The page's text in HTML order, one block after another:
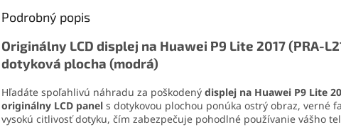
drobné súčiastky.
Podrobný popis
Originálny LCD displej na Huawei P9 Lite 2017 (PRA-
dotyková plocha (modrá)
Hľadáte spoľahlivú náhradu za poškodený displej na Huawei P9 Lite
originálny LCD panel s dotykovou plochou ponúka ostrý obraz, verné
vysokú citlivosť dotyku, čím zabezpečuje pohodlné používanie vášho